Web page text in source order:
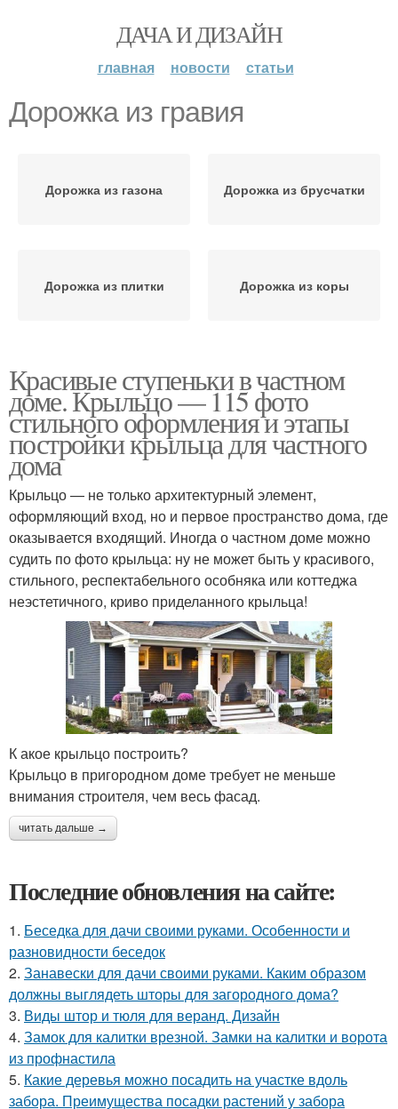
ДАЧА И ДИЗАЙН
главная новости статьи
Дорожка из гравия
Дорожка из газона Дорожка из брусчатки
Дорожка из плитки Дорожка из коры
Красивые ступеньки в частном
доме. Крыльцо — 115 фото
стильного оформления и этапы
постройки крыльца для частного
дома
Крыльцо — не только архитектурный элемент,
оформляющий вход, но и первое пространство дома, где
оказывается входящий. Иногда о частном доме можно
судить по фото крыльца: ну не может быть у красивого,
стильного, респектабельного особняка или коттеджа
неэстетичного, криво приделанного крыльца!
К акое крыльцо построить?
Крыльцо в пригородном доме требует не меньше
внимания строителя, чем весь фасад.
читать дальше →
Последние обновления на сайте:
1. Беседка для дачи своими руками. Особенности и
разновидности беседок
2. Занавески для дачи своими руками. Каким образом
должны выглядеть шторы для загородного дома?
3. Виды штор и тюля для веранд. Дизайн
4. Замок для калитки врезной. Замки на калитки и ворота
из профнастила
5. Какие деревья можно посадить на участке вдоль
забора. Преимущества посадки растений у забора